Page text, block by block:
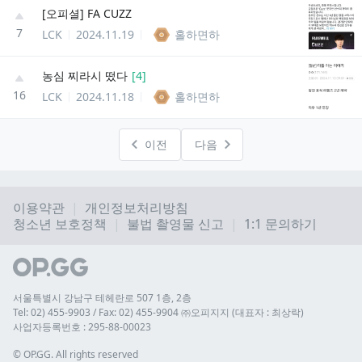
7
[오피셜] FA CUZZ
LCK
2024.11.19 홀하면하
16
농심 찌라시 떴다 [4]
LCK
2024.11.18 홀하면하
이전 다음
이용약관
개인정보처리방침
청소년 보호정책
불법 촬영물 신고 1:1 문의하기
서울특별시 강남구 테헤란로 507 1층, 2층
Tel: 02) 455-9903 / Fax: 02) 455-9904 ㈜오피지지 (대표자 : 최상락)
사업자등록번호 : 295-88-00023
© OP.GG. All rights reserved